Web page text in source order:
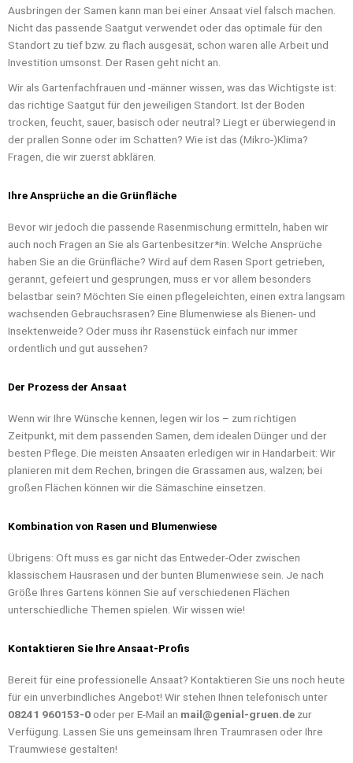
Ausbringen der Samen kann man bei einer Ansaat viel falsch machen.
Nicht das passende Saatgut verwendet oder das optimale für den
Standort zu tief bzw. zu flach ausgesät, schon waren alle Arbeit und
Investition umsonst. Der Rasen geht nicht an.
Wir als Gartenfachfrauen und -männer wissen, was das Wichtigste ist:
das richtige Saatgut für den jeweiligen Standort. Ist der Boden
trocken, feucht, sauer, basisch oder neutral? Liegt er überwiegend in
der prallen Sonne oder im Schatten? Wie ist das (Mikro-)Klima?
Fragen, die wir zuerst abklären.
Ihre Ansprüche an die Grünfläche
Bevor wir jedoch die passende Rasenmischung ermitteln, haben wir
auch noch Fragen an Sie als Gartenbesitzer*in: Welche Ansprüche
haben Sie an die Grünfläche? Wird auf dem Rasen Sport getrieben,
gerannt, gefeiert und gesprungen, muss er vor allem besonders
belastbar sein? Möchten Sie einen pflegeleichten, einen extra langsam
wachsenden Gebrauchsrasen? Eine Blumenwiese als Bienen- und
Insektenweide? Oder muss ihr Rasenstück einfach nur immer
ordentlich und gut aussehen?
Der Prozess der Ansaat
Wenn wir Ihre Wünsche kennen, legen wir los – zum richtigen
Zeitpunkt, mit dem passenden Samen, dem idealen Dünger und der
besten Pflege. Die meisten Ansaaten erledigen wir in Handarbeit: Wir
planieren mit dem Rechen, bringen die Grassamen aus, walzen; bei
großen Flächen können wir die Sämaschine einsetzen.
Kombination von Rasen und Blumenwiese
Übrigens: Oft muss es gar nicht das Entweder-Oder zwischen
klassischem Hausrasen und der bunten Blumenwiese sein. Je nach
Größe Ihres Gartens können Sie auf verschiedenen Flächen
unterschiedliche Themen spielen. Wir wissen wie!
Kontaktieren Sie Ihre Ansaat-Profis
Bereit für eine professionelle Ansaat? Kontaktieren Sie uns noch heute
für ein unverbindliches Angebot! Wir stehen Ihnen telefonisch unter
08241 960153-0 oder per E-Mail an mail@genial-gruen.de zur
Verfügung. Lassen Sie uns gemeinsam Ihren Traumrasen oder Ihre
Traumwiese gestalten!